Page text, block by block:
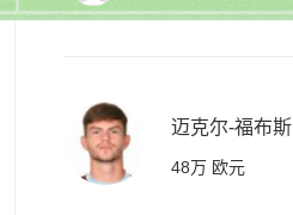
迈克尔-福布斯
48万 欧元